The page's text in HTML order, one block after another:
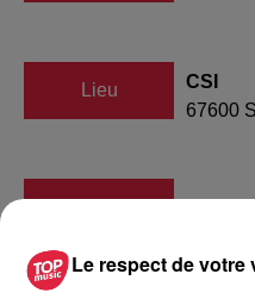
Lieu
CSI
67600
Le respect de votre